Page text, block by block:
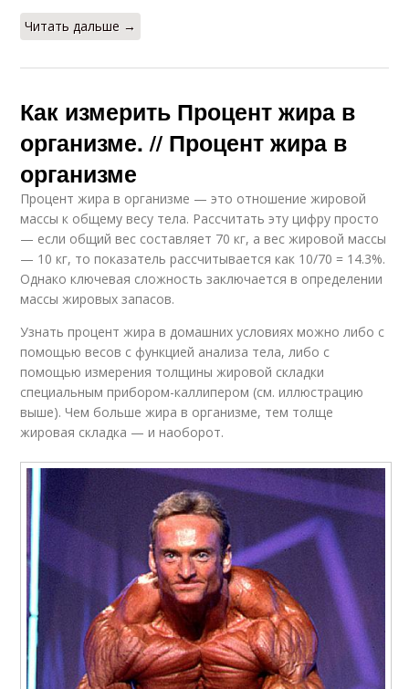
Читать дальше →
Как измерить Процент жира в
организме. // Процент жира в
организме
Процент жира в организме — это отношение жировой
массы к общему весу тела. Рассчитать эту цифру просто
— если общий вес составляет 70 кг, а вес жировой массы
— 10 кг, то показатель рассчитывается как 10/70 = 14.3%.
Однако ключевая сложность заключается в определении
массы жировых запасов.
Узнать процент жира в домашних условиях можно либо с
помощью весов с функцией анализа тела, либо с
помощью измерения толщины жировой складки
специальным прибором-каллипером (см. иллюстрацию
выше). Чем больше жира в организме, тем толще
жировая складка — и наоборот.